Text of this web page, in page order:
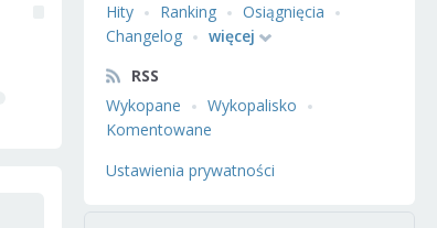
Hity
Ranking
Osiągnięcia
Changelog
więcej
RSS
Wykopane
Wykopalisko
Komentowane
Ustawienia prywatności